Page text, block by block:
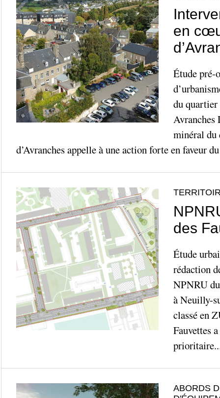
en
Étude pré-
du
Avranches
minéral
d’Avranches appelle à une action forte en faveur
des
Étude
rédaction
NPNRU
à Neuilly-
classé en
Fauvettes
ABORDS